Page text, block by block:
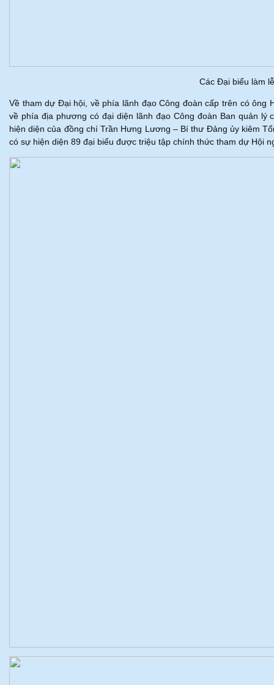
Các Đại biểu làm
Về tham dự Đại hội, về phía lãnh đạo Công đoàn cấp trên có ông
về phía địa phương có đại diện lãnh đạo Công đoàn Ban quản
hiện diện của đồng chí Trần Hưng Lương – Bí thư Đảng ủy kiêm
có sự hiện diện 89 đại biểu được triệu tập chính thức tham dự Hội